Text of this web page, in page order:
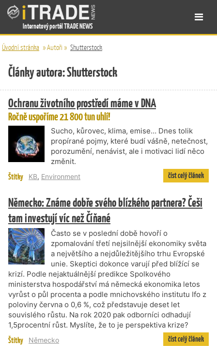
Internetový portál TRADE NEWS
Úvodní stránka »Autoři » Shutterstock
Články autora: Shutterstock
Ochranu životního prostředí máme v DNA
Ročně uspoříme 21 800 tun uhlí!
Sucho, kůrovec, klima, emise… Dnes tolik
propírané pojmy, které budí vášně, netečnost,
porozumění, nenávist, ale i motivaci lidí něco
změnit.
Štítky KB, Environment číst celý článek
Německo: Známe dobře svého blízkého partnera? Češi
tam investují víc než Číňané
Často se v poslední době hovoří o
zpomalování třetí nejsilnější ekonomiky světa
a největšího a nejdůležitějšího trhu Evropské
unie. Skeptici dokonce varují před blížící se
krizí. Podle nejaktuálnější predikce Spolkového
ministerstva hospodářství má německá ekonomika letos
vyrůst o půl procenta a podle mnichovského institutu Ifo z
poloviny června o 0,6 %, což představuje deset let
souvislého růstu. Na rok 2020 pak odborníci odhadují
1,5procentní růst. Myslíte, že to je perspektiva krize?
Štítky Německo číst celý článek